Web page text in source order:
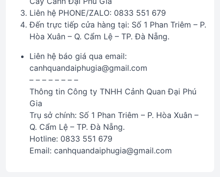
Liên hệ PHONE/ZALO: 0833 551 679
Đến trực tiếp cửa hàng tại: Số 1 Phan Triêm – P.
Hòa Xuân – Q. Cẩm Lệ – TP. Đà Nẵng.
Liên hệ báo giá qua email:
canhquandaiphugia@gmail.com
– – – – – – – –
Thông tin Công ty TNHH Cảnh Quan Đại Phú
Gia
Trụ sở chính: Số 1 Phan Triêm – P. Hòa Xuân –
Q. Cẩm Lệ – TP. Đà Nẵng.
Hotline: 0833 551 679
Email: canhquandaiphugia@gmail.com